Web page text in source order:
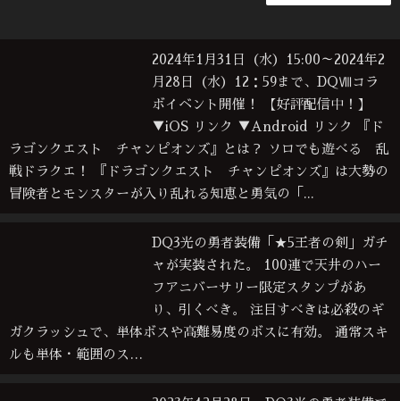
2024年1月31日（水）15:00～2024年2
月28日（水）12：59まで、DQⅧコラ
ボイベント開催！ 【好評配信中！】
▼iOS リンク ▼Android リンク 『ド
ラゴンクエスト チャンピオンズ』とは？ ソロでも遊べる 乱
戦ドラクエ！ 『ドラゴンクエスト チャンピオンズ』は大勢の
冒険者とモンスターが入り乱れる知恵と勇気の「...
DQ3光の勇者装備「★5王者の剣」ガチ
ャが実装された。 100連で天井のハー
フアニバーサリー限定スタンプがあ
り、引くべき。 注目すべきは必殺のギ
ガクラッシュで、単体ボスや高難易度のボスに有効。 通常スキ
ルも単体・範囲のス…